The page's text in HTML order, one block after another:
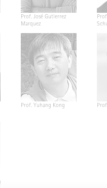
Prof. José Gutierrez
Marquez
Prof. Yuhang Kong